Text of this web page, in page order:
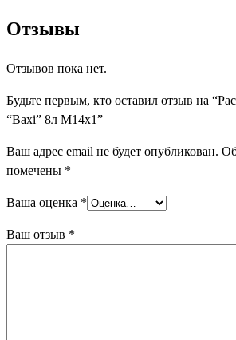
Отзывы
Отзывов пока нет.
Будьте первым, кто оставил отзыв на
“Baxi” 8л М14х1”
Ваш адрес email не будет опубликован.
помечены *
Ваша оценка *
Ваш отзыв *